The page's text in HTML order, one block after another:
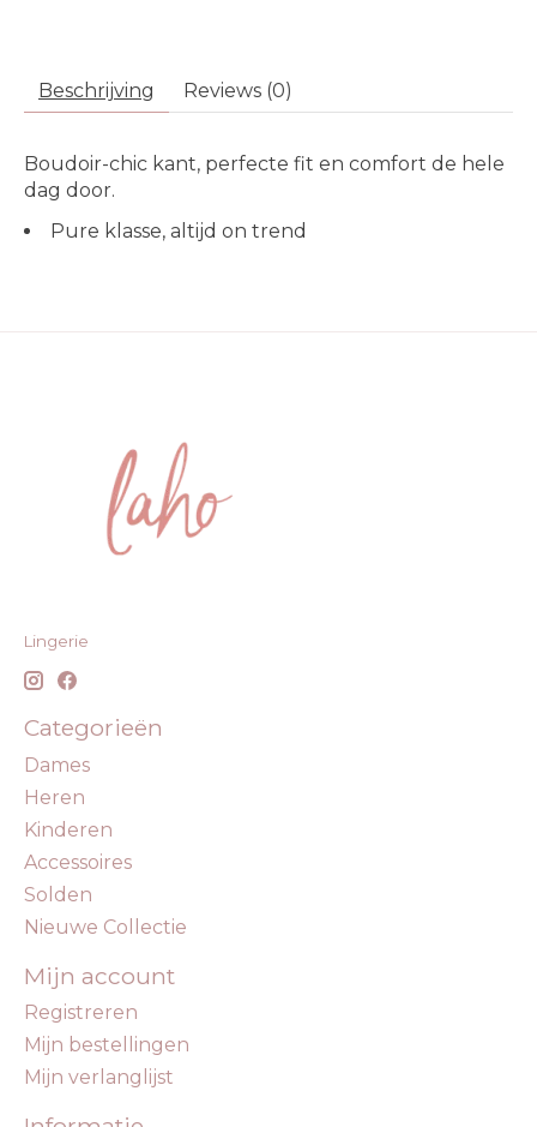
Beschrijving Reviews (0)
Boudoir-chic kant, perfecte fit en comfort de hele
dag door.
Pure klasse, altijd on trend
Lingerie
Categorieën
Dames
Heren
Kinderen
Accessoires
Solden
Nieuwe Collectie
Mijn account
Registreren
Mijn bestellingen
Mijn verlanglijst